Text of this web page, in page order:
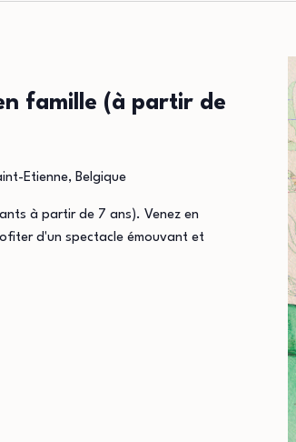
famille (à partir de
Etienne, Belgique
à partir de 7 ans). Venez en
d'un spectacle émouvant et